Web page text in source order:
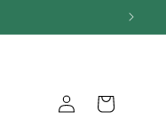
Pripojenie Košík